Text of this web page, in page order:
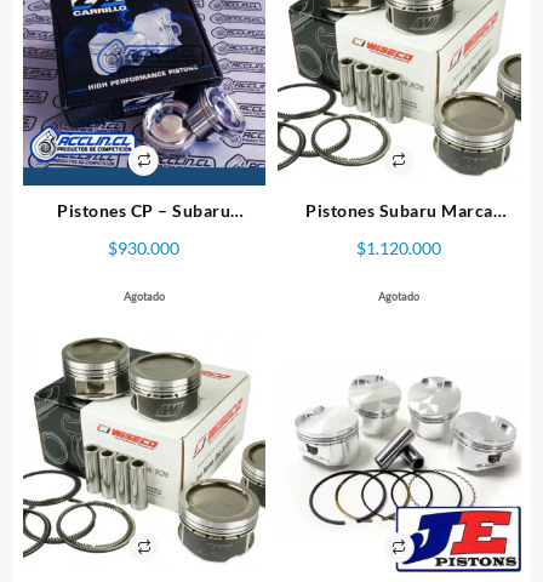
Pistones CP – Subaru
$930.000
Agotado
Pistones Subaru Marca
99.5mm
$1.120.000
Agotado